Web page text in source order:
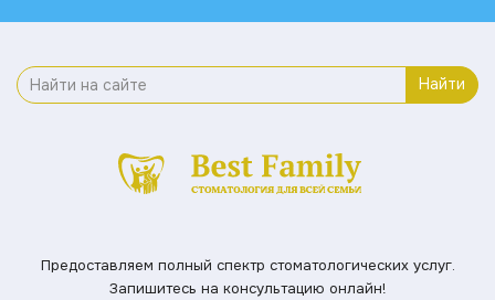
Найти
Предоставляем полный спектр стоматологических услуг.
Запишитесь на консультацию онлайн!